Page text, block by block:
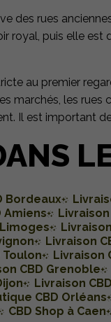
des rues
puis elle est
au premier
marchés, les
Il est important
Bordeaux
Amiens
Livraison
Toulon Livraison
CBD Grenoble
Livraison
CBD Orléans
CBD Shop à Caen